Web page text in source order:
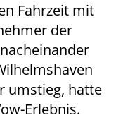
Fahrzeit mit
der
umstieg, hatte
Erlebnis.